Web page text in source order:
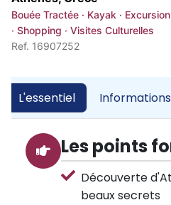
Bouée Tractée · Kayak ·
· Shopping · Visites Culturelles
Ref. 16907252
L'essentiel
Les points
Découverte
beaux secrets